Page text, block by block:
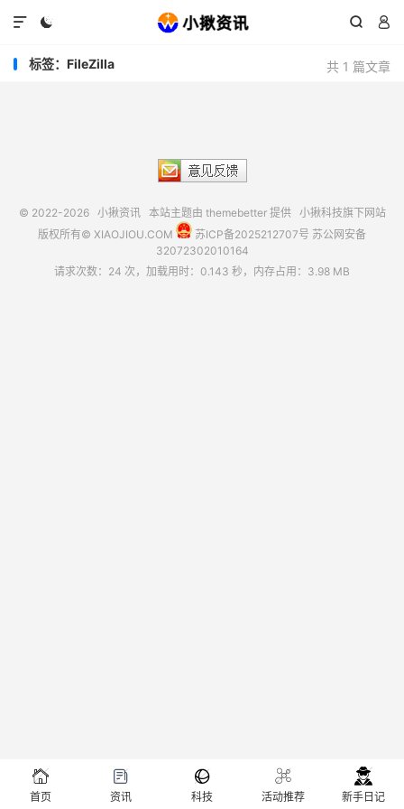
  

共 1 篇文章
标签：FileZilla
© 2022-2026 小揪资讯本站主题由 themebetter提供 小揪科技旗下网站
版权所有© XIAOJIOU.COM
苏ICP备2025212707号 苏公网安备
32072302010164
请求次数：24 次，加载用时：0.143 秒，内存占用：3.98 MB

首页

资讯

科技

活动推荐

新手日记